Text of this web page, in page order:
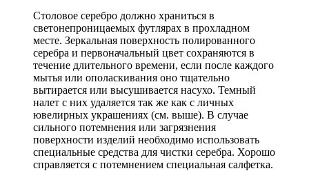
Столовое серебро должно храниться в
светонепроницаемых футлярах в прохладном
месте. Зеркальная поверхность полированного
серебра и первоначальный цвет сохраняются в
течение длительного времени, если после каждого
мытья или ополаскивания оно тщательно
вытирается или высушивается насухо. Темный
налет с них удаляется так же как с личных
ювелирных украшениях (см. выше). В случае
сильного потемнения или загрязнения
поверхности изделий необходимо использовать
специальные средства для чистки серебра. Хорошо
справляется с потемнением специальная салфетка.